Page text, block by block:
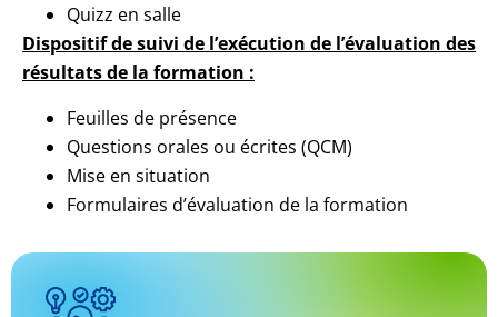
Quizz en salle
Dispositif de suivi de l’exécution de l’évaluation des
résultats de la formation :
Feuilles de présence
Questions orales ou écrites (QCM)
Mise en situation
Formulaires d’évaluation de la formation